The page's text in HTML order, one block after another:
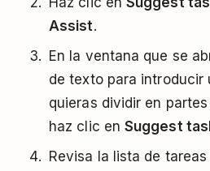
Assist.
En la ventana que se
de texto para introducir
quieras dividir en
haz clic enSuggest
Revisa la lista de